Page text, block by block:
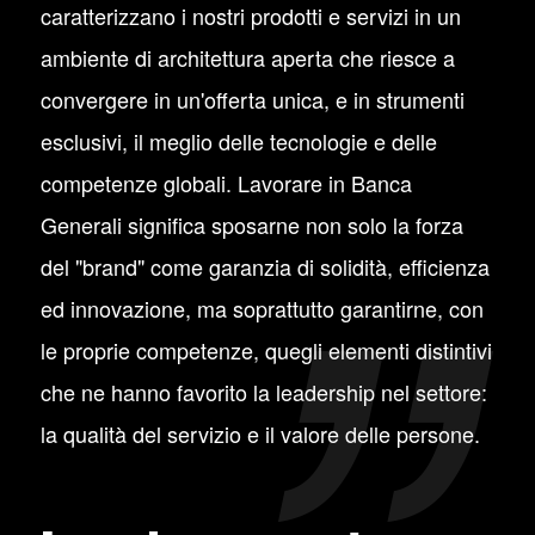
caratterizzano i nostri prodotti e servizi in un
ambiente di architettura aperta che riesce a
convergere in un'offerta unica, e in strumenti
esclusivi, il meglio delle tecnologie e delle
competenze globali. Lavorare in Banca
Generali significa sposarne non solo la forza
del "brand" come garanzia di solidità, efficienza
ed innovazione, ma soprattutto garantirne, con
le proprie competenze, quegli elementi distintivi
che ne hanno favorito la leadership nel settore:
la qualità del servizio e il valore delle persone.